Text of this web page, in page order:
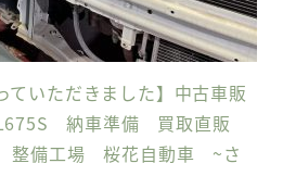
ていただきました】中古車販
納車準備 買取直販
整備工場 桜花自動車 ~さ